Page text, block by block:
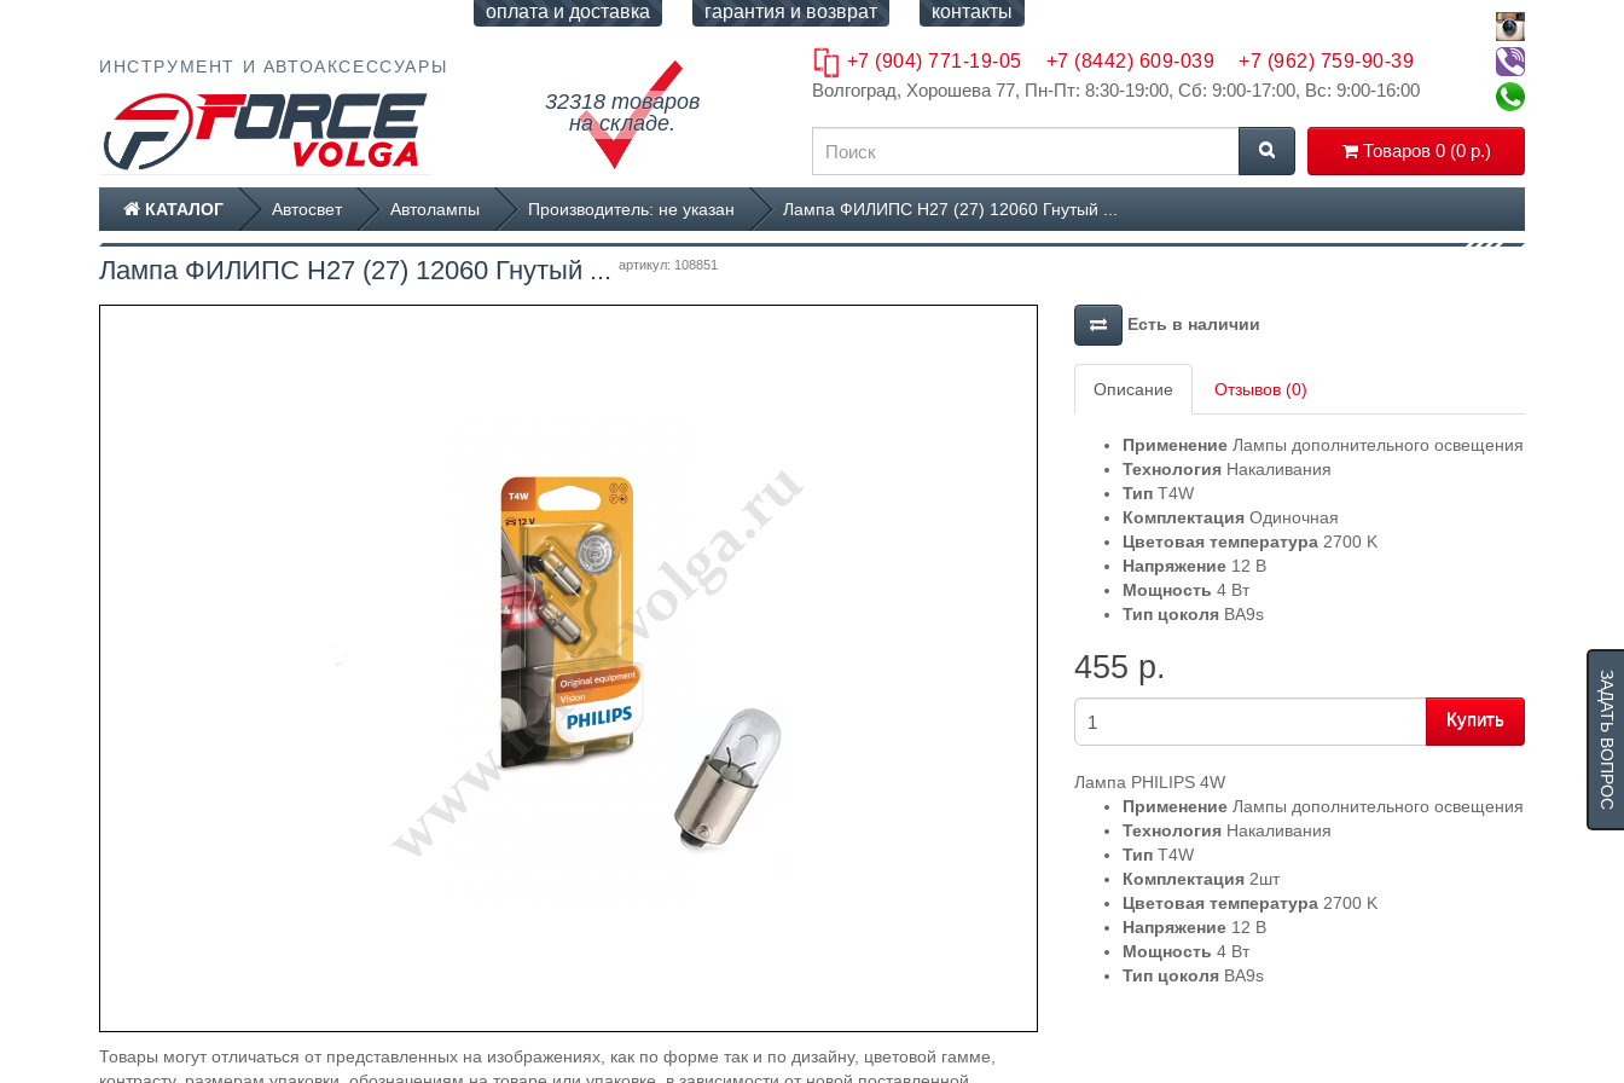
ИНСТРУМЕНТ И АВТОАКСЕССУАРЫ
оплата и доставка гарантия и возврат контакты
Волгоград, Хорошева 77, Пн-Пт: 8:30-19:00, Сб: 9:00-17:00, Вс: 9:00-16:00
Товаров 0 (0 р.)
32318 товаров
на складе.
+7 (904) 771-19-05 +7 (8442) 609-039 +7 (962) 759-90-39
КАТАЛОГ Автосвет Автолампы Производитель: не указан Лампа ФИЛИПС Н27 (27) 12060 Гнутый ...
Лампа ФИЛИПС Н27 (27) 12060 Гнутый ... артикул: 108851
Товары могут отличаться от представленных на изображениях, как по форме так и по дизайну, цветовой гамме,
Есть в наличии
Описание Отзывов (0)
Применение Лампы дополнительного освещения
Технология Накаливания
Тип T4W
Комплектация Одиночная
Цветовая температура 2700 K
Напряжение 12 В
Мощность 4 Вт
Тип цоколя BA9s
455 р.
Купить
Лампа PHILIPS 4W
Применение Лампы дополнительного освещения
Технология Накаливания
Тип T4W
Комплектация 2шт
Цветовая температура 2700 K
Напряжение 12 В
Мощность 4 Вт
Тип цоколя BA9s
ЗАДАТЬ ВОПРОС